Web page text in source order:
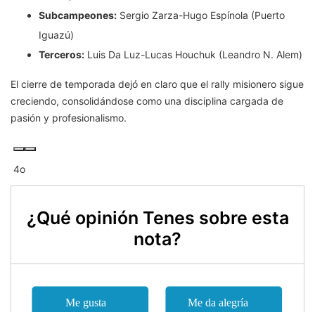
Subcampeones: Sergio Zarza-Hugo Espínola (Puerto
Iguazú)
Terceros: Luis Da Luz-Lucas Houchuk (Leandro N. Alem)
El cierre de temporada dejó en claro que el rally misionero sigue
creciendo, consolidándose como una disciplina cargada de
pasión y profesionalismo.
4o
¿Qué opinión Tenes sobre esta
nota?